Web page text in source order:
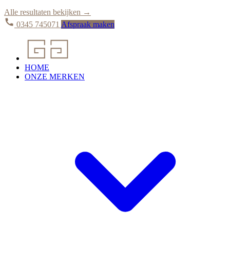
Alle resultaten bekijken →
0345 745071 Afspraak maken
HOME
ONZE MERKEN